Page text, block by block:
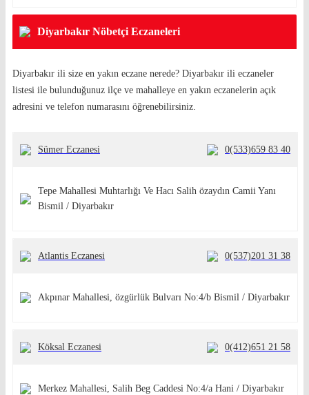
Diyarbakır Nöbetçi Eczaneleri
Diyarbakır ili size en yakın eczane nerede? Diyarbakır ili eczaneler
listesi ile bulunduğunuz ilçe ve mahalleye en yakın eczanelerin açık
adresini ve telefon numarasını öğrenebilirsiniz.
Sümer Eczanesi 0(533)659 83 40
Tepe Mahallesi Muhtarlığı Ve Hacı Salih özaydın Camii Yanı
Bismil / Diyarbakır
Atlantis Eczanesi 0(537)201 31 38
Akpınar Mahallesi, özgürlük Bulvarı No:4/b Bismil / Diyarbakır
Köksal Eczanesi 0(412)651 21 58
Merkez Mahallesi, Salih Beg Caddesi No:4/a Hani / Diyarbakır